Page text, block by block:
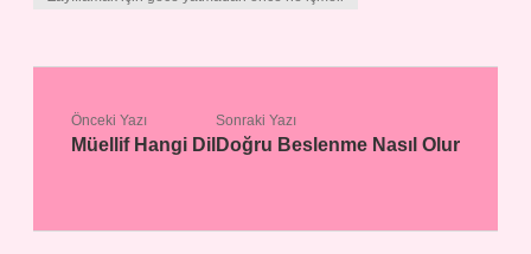
Önceki Yazı
Müellif Hangi Dil
Sonraki Yazı
Doğru Beslenme Nasıl Olur